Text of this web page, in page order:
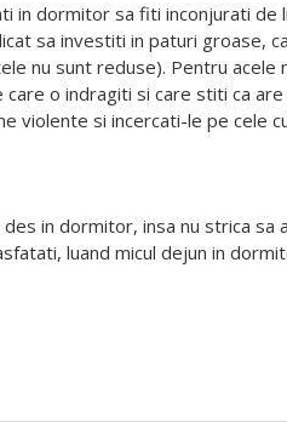
in dormitor sa fiti inconjurati de
sa investiti in paturi groase,
nu sunt reduse). Pentru
o indragiti si care stiti ca
violente si incercati-le pe cele
in dormitor, insa nu strica
luand micul dejun in